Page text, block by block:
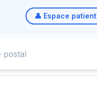
👤 Espace patient